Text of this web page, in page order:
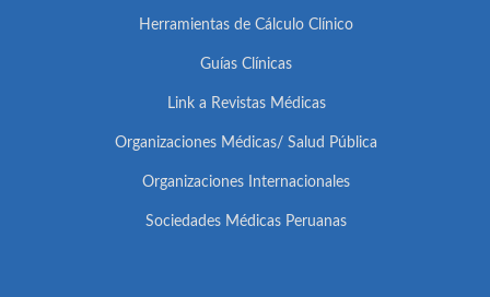
Herramientas de Cálculo Clínico
Guías Clínicas
Link a Revistas Médicas
Organizaciones Médicas/ Salud Pública
Organizaciones Internacionales
Sociedades Médicas Peruanas